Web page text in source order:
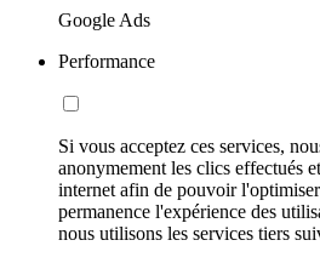
Google Ads
Performance
Si vous acceptez ces services,
anonymement les clics effectués
internet afin de pouvoir
permanence l'expérience des
nous utilisons les services tiers